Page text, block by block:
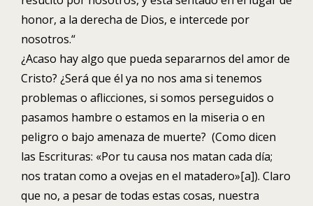
honor, a la derecha de Dios, e intercede por
nosotros.“
¿Acaso hay algo que pueda separarnos del amor de
Cristo? ¿Será que él ya no nos ama si tenemos
problemas o aflicciones, si somos perseguidos o
pasamos hambre o estamos en la miseria o en
peligro o bajo amenaza de muerte? (Como dicen
las Escrituras: «Por tu causa nos matan cada día;
nos tratan como a ovejas en el matadero»[a]). Claro
que no, a pesar de todas estas cosas, nuestra